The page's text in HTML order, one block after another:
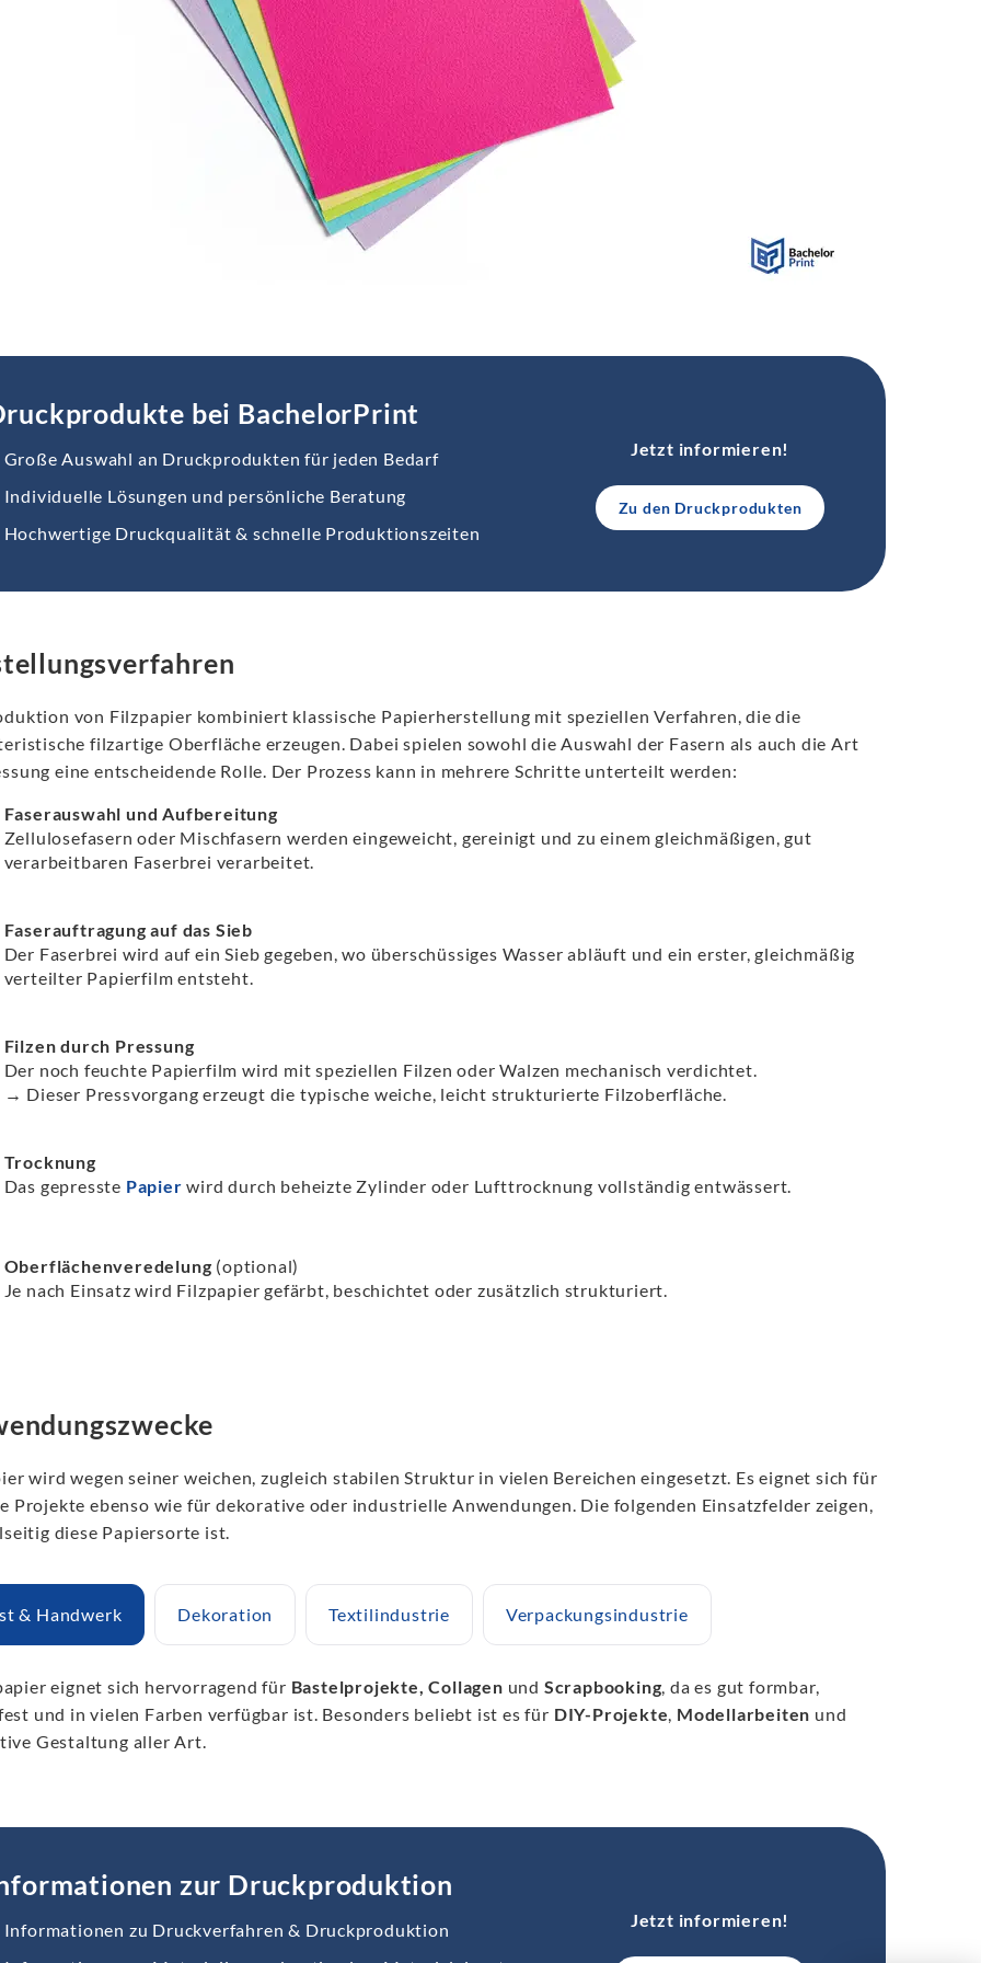
bei BachelorPrint
Große Auswahl an Druckprodukten für jeden Bedarf
Individuelle Lösungen und persönliche Beratung
Hochwertige Druckqualität & schnelle Produktionszeiten
Jetzt informieren!
Zu den Druckprodukten
von Filzpapier kombiniert klassische Papierherstellung mit speziellen Verfahren, die die
filzartige Oberfläche erzeugen. Dabei spielen sowohl die Auswahl der Fasern als auch die Art
eine entscheidende Rolle. Der Prozess kann in mehrere Schritte unterteilt werden:
Faserauswahl und Aufbereitung
Zellulosefasern oder Mischfasern werden eingeweicht, gereinigt und zu einem gleichmäßigen, gut
verarbeitbaren Faserbrei verarbeitet.
Faserauftragung auf das Sieb
Der Faserbrei wird auf ein Sieb gegeben, wo überschüssiges Wasser abläuft und ein erster, gleichmäßig
verteilter Papierfilm entsteht.
Filzen durch Pressung
Der noch feuchte Papierfilm wird mit speziellen Filzen oder Walzen mechanisch verdichtet.
→ Dieser Pressvorgang erzeugt die typische weiche, leicht strukturierte Filzoberfläche.
Trocknung
Das gepresste Papier wird durch beheizte Zylinder oder Lufttrocknung vollständig entwässert.
Oberflächenveredelung (optional)
Je nach Einsatz wird Filzpapier gefärbt, beschichtet oder zusätzlich strukturiert.
wird wegen seiner weichen, zugleich stabilen Struktur in vielen Bereichen eingesetzt. Es eignet sich für
Projekte ebenso wie für dekorative oder industrielle Anwendungen. Die folgenden Einsatzfelder zeigen,
diese Papiersorte ist.
& Handwerk Dekoration Textilindustrie Verpackungsindustrie
eignet sich hervorragend für Bastelprojekte, Collagen und Scrapbooking, da es gut formbar,
und in vielen Farben verfügbar ist. Besonders beliebt ist es für DIY-Projekte, Modellarbeiten und
Gestaltung aller Art.
zur Druckproduktion
Informationen zu Druckverfahren & Druckproduktion
Jetzt informieren!